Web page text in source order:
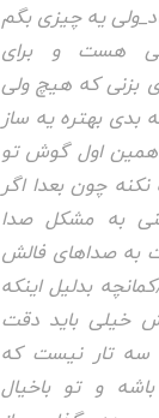
یه چیزی بگم
هست و برای
بزنی که هیچ ولی
بدی بهتره یه ساز
همین اول گوش تو
چون بعدا اگر
به مشکل صدا
به صداهای فالش
بدلیل اینکه
خیلی باید دقت
سه تار نیست که
و تو باخیال